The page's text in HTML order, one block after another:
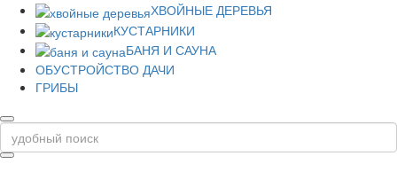
ХВОЙНЫЕ ДЕРЕВЬЯ
КУСТАРНИКИ
БАНЯ И САУНА
ОБУСТРОЙСТВО ДАЧИ
ГРИБЫ